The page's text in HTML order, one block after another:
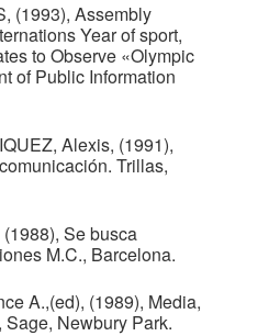
(1993), Assembly
Year of sport,
to Observe «Olympic
of Public Information
Alexis, (1991),
Trillas,
Se busca
M.C., Barcelona.
A.,(ed), (1989), Media,
Newbury Park.